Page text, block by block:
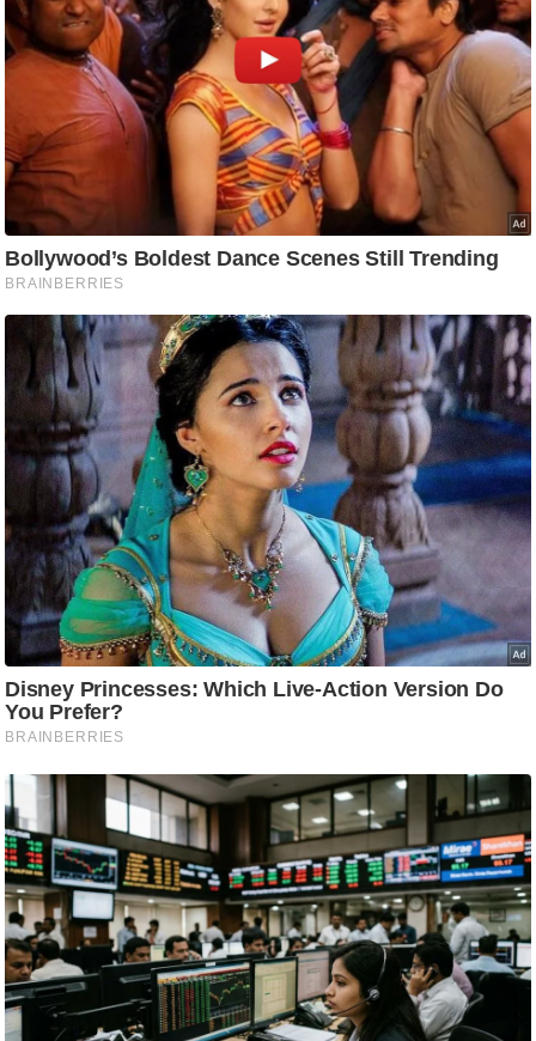
र्य
ट
ल
फि
ट
ने
स
रि
ले
श
न
प
रा
ज
नी
ति
वि
श्ले
ण
स
म
सा
म
यि
क
मा